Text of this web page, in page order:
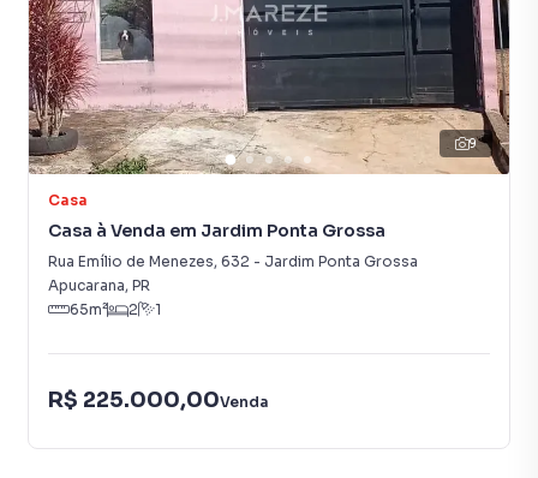
9
Casa
Casa à Venda em Jardim Ponta Grossa
Rua Emílio de Menezes, 632 - Jardim Ponta Grossa
Apucarana, PR
65m² 2 1
R$ 225.000,00Venda